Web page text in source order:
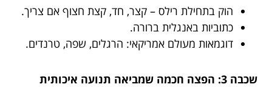
הוק בתחילת רילס – קצר, חד, קצת חצוף אם צריך.
כתוביות באנגלית ברורה.
דוגמאות מעולם אמריקאי: הרגלים, שפה, טרנדים.
שכבה 3: הפצה חכמה שמביאה תנועה איכותית